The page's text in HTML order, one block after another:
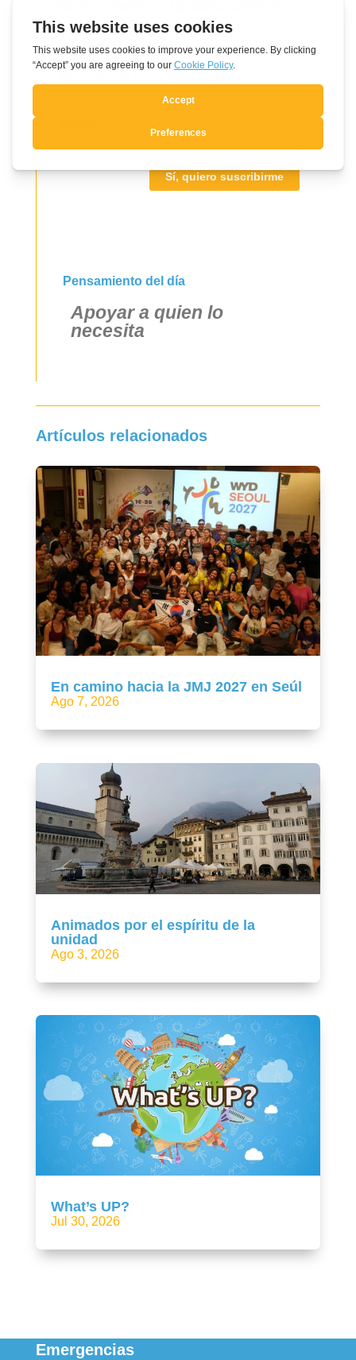
Leave
this
field
blank
Nombre
Sí, quiero suscribirme
Pensamiento del día
Apoyar a quien lo
necesita
Artículos relacionados
En camino hacia la JMJ 2027 en Seúl
Ago 7, 2026
Animados por el espíritu de la
unidad
Ago 3, 2026
What’s UP?
Jul 30, 2026
Emergencias